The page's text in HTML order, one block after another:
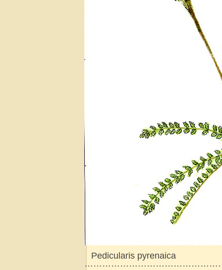
Pedicularis pyrenaica